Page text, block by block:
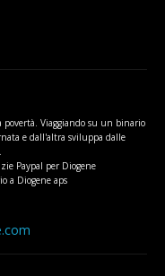
Viaggiando su un binario
e dall'altra sviluppa dalle
Paypal per Diogene
a Diogene aps